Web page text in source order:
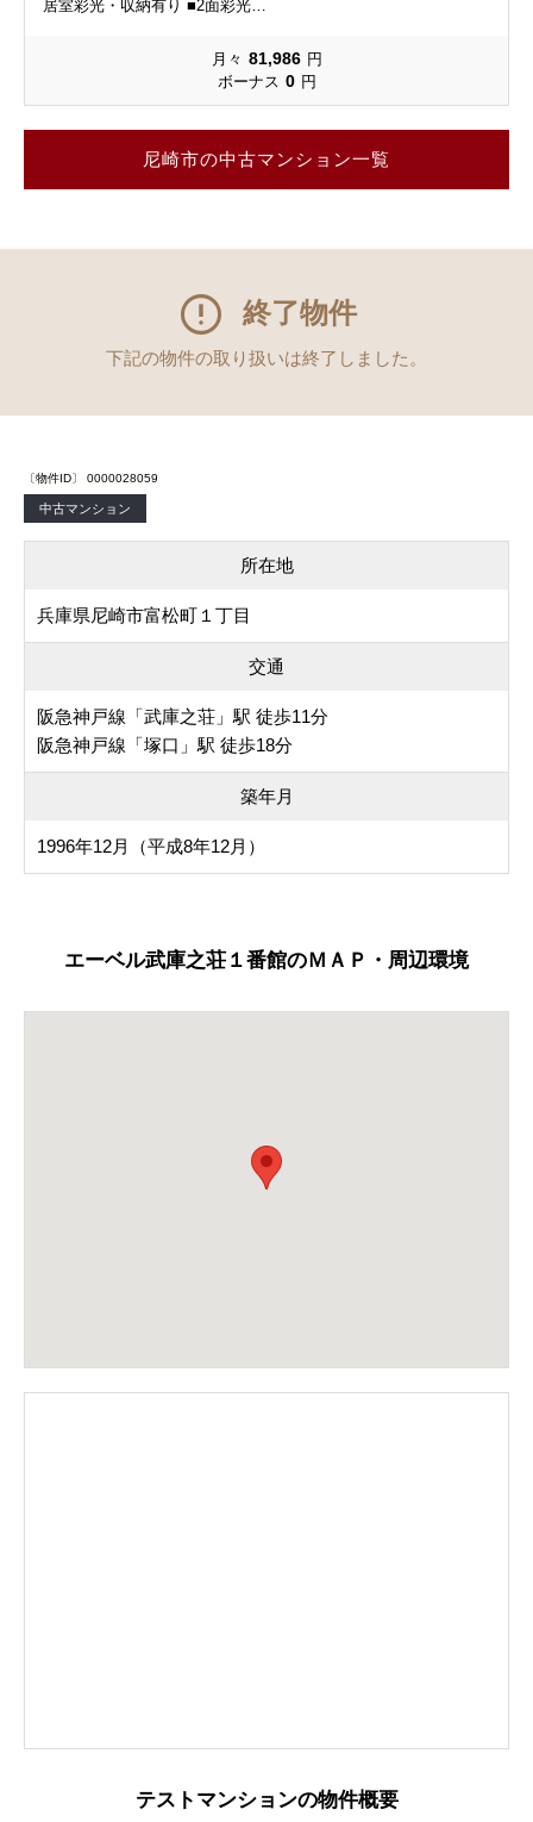
居室彩光・収納有り ■2面彩光…
月々 81,986 円
ボーナス 0 円
尼崎市の中古マンション一覧
終了物件
下記の物件の取り扱いは終了しました。
〔物件ID〕 0000028059
中古マンション
所在地
兵庫県尼崎市富松町１丁目
交通
阪急神戸線「武庫之荘」駅 徒歩11分
阪急神戸線「塚口」駅 徒歩18分
築年月
1996年12月（平成8年12月）
エーベル武庫之荘１番館のＭＡＰ・周辺環境
テストマンションの物件概要